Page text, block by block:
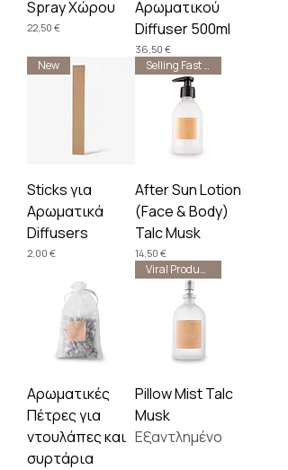
Spray Χώρου
Τιμή
22,50 €
Αρωματικού
Diffuser 500ml
Τιμή
36,50 €
New
Sticks για
Αρωματικά
Diffusers
Τιμή
2,00 €
Selling Fast 🔥
After Sun Lotion
(Face & Body)
Talc Musk
Τιμή
14,50 €
Αρωματικές
Πέτρες για
ντουλάπες και
συρτάρια
Viral Product 🔥
Pillow Mist Talc
Musk
Εξαντλημένο